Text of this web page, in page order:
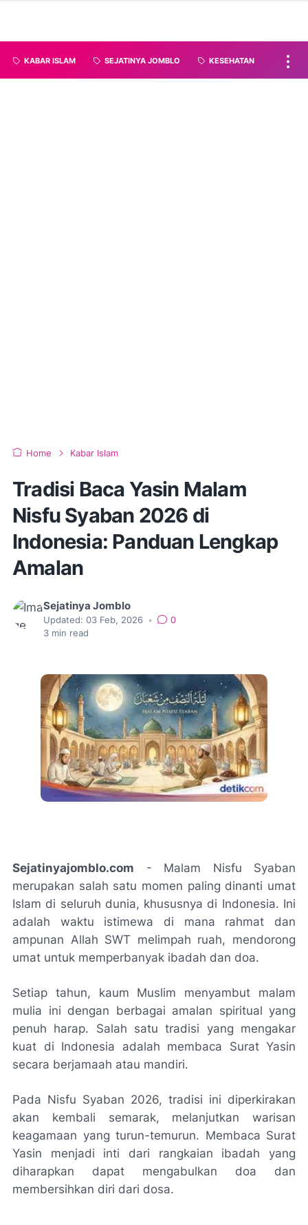
KABAR ISLAM SEJATINYA JOMBLO KESEHATAN
Home Kabar Islam
Tradisi Baca Yasin Malam
Nisfu Syaban 2026 di
Indonesia: Panduan Lengkap
Amalan
Sejatinya Jomblo
Updated: 03 Feb, 2026 •
0
3 min read
Sejatinyajomblo.com - Malam Nisfu Syaban
merupakan salah satu momen paling dinanti umat
Islam di seluruh dunia, khususnya di Indonesia. Ini
adalah waktu istimewa di mana rahmat dan
ampunan Allah SWT melimpah ruah, mendorong
umat untuk memperbanyak ibadah dan doa.
Setiap tahun, kaum Muslim menyambut malam
mulia ini dengan berbagai amalan spiritual yang
penuh harap. Salah satu tradisi yang mengakar
kuat di Indonesia adalah membaca Surat Yasin
secara berjamaah atau mandiri.
Pada Nisfu Syaban 2026, tradisi ini diperkirakan
akan kembali semarak, melanjutkan warisan
keagamaan yang turun-temurun. Membaca Surat
Yasin menjadi inti dari rangkaian ibadah yang
diharapkan dapat mengabulkan doa dan
membersihkan diri dari dosa.